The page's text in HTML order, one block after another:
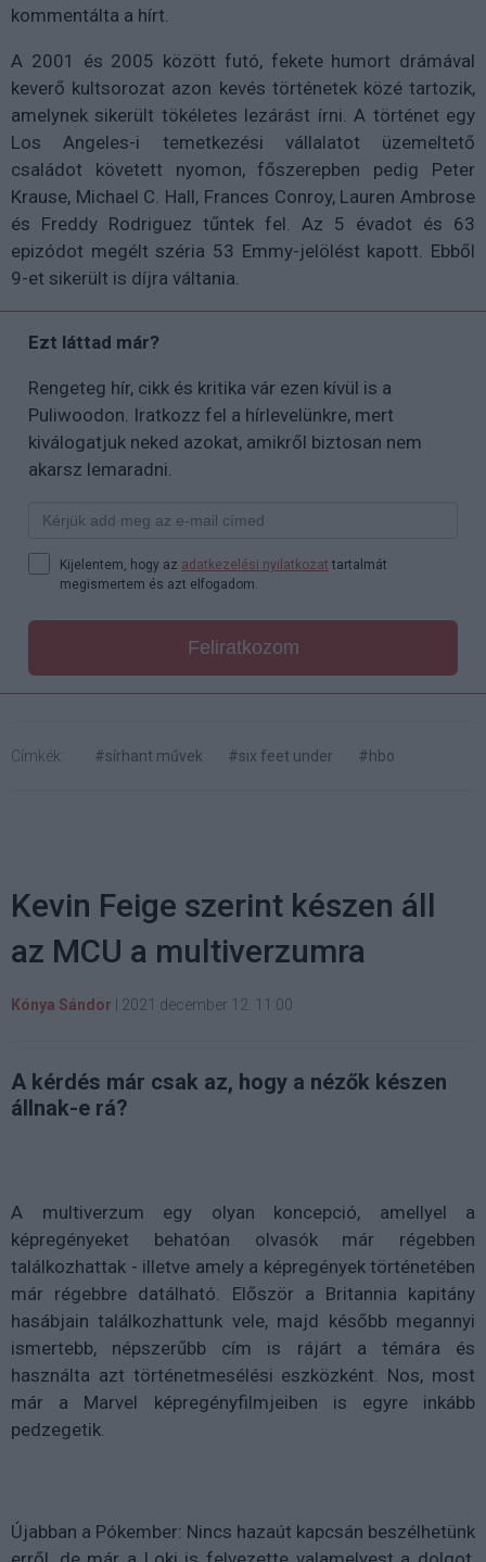
kommentálta a hírt.
A 2001 és 2005 között futó, fekete humort drámával
keverő kultsorozat azon kevés történetek közé tartozik,
amelynek sikerült tökéletes lezárást írni. A történet egy
Los Angeles-i temetkezési vállalatot üzemeltető
családot követett nyomon, főszerepben pedig Peter
Krause, Michael C. Hall, Frances Conroy, Lauren Ambrose
és Freddy Rodriguez tűntek fel. Az 5 évadot és 63
epizódot megélt széria 53 Emmy-jelölést kapott. Ebből
9-et sikerült is díjra váltania.
Ezt láttad már?
Rengeteg hír, cikk és kritika vár ezen kívül is a
Puliwoodon. Iratkozz fel a hírlevelünkre, mert
kiválogatjuk neked azokat, amikről biztosan nem
akarsz lemaradni.
Kijelentem, hogy az adatkezelési nyilatkozat tartalmát
megismertem és azt elfogadom.
Feliratkozom
Címkék: #sírhant művek #six feet under #hbo
Kevin Feige szerint készen áll
az MCU a multiverzumra
Kónya Sándor 2021 december 12. 11:00
A kérdés már csak az, hogy a nézők készen
állnak-e rá?
A multiverzum egy olyan koncepció, amellyel a
képregényeket behatóan olvasók már régebben
találkozhattak - illetve amely a képregények történetében
már régebbre datálható. Először a Britannia kapitány
hasábjain találkozhattunk vele, majd később megannyi
ismertebb, népszerűbb cím is rájárt a témára és
használta azt történetmesélési eszközként. Nos, most
már a Marvel képregényfilmjeiben is egyre inkább
pedzegetik.
Újabban a Pókember: Nincs hazaút kapcsán beszélhetünk